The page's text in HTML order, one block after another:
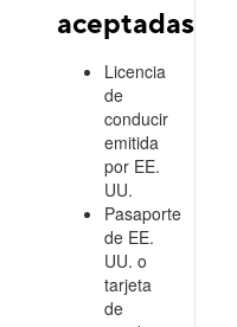
aceptadas
Licencia
de
conducir
emitida
por EE.
UU.
Pasaporte
de EE.
UU. o
tarjeta
de